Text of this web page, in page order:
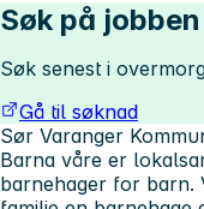
Søk på jobben
Søk senest i
Gå til søknad
Sør Varanger
Barna våre er
barnehager for barn.